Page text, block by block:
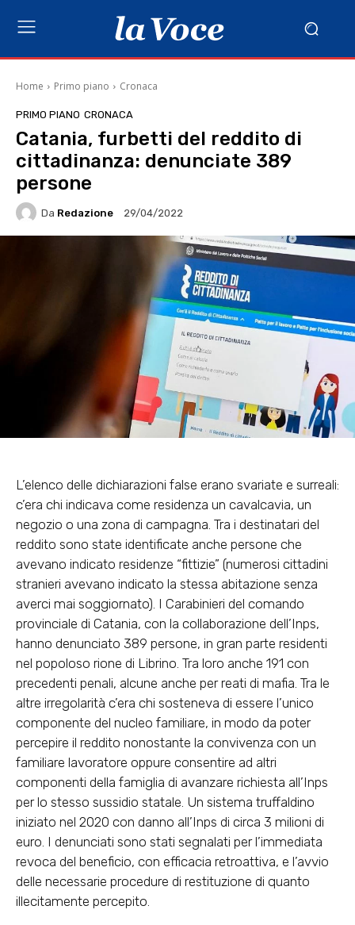
Home Primo piano Cronaca
PRIMO PIANO CRONACA
Catania, furbetti del reddito di
cittadinanza: denunciate 389
persone
Da Redazione 29/04/2022
L’elenco delle dichiarazioni false erano svariate e surreali:
c’era chi indicava come residenza un cavalcavia, un
negozio o una zona di campagna. Tra i destinatari del
reddito sono state identificate anche persone che
avevano indicato residenze “fittizie” (numerosi cittadini
stranieri avevano indicato la stessa abitazione senza
averci mai soggiornato). I Carabinieri del comando
provinciale di Catania, con la collaborazione dell’Inps,
hanno denunciato 389 persone, in gran parte residenti
nel popoloso rione di Librino. Tra loro anche 191 con
precedenti penali, alcune anche per reati di mafia. Tra le
altre irregolarità c’era chi sosteneva di essere l’unico
componente del nucleo familiare, in modo da poter
percepire il reddito nonostante la convivenza con un
familiare lavoratore oppure consentire ad altri
componenti della famiglia di avanzare richiesta all’Inps
per lo stesso sussidio statale. Un sistema truffaldino
iniziato nel 2020 con danno all’Inps di circa 3 milioni di
euro. I denunciati sono stati segnalati per l’immediata
revoca del beneficio, con efficacia retroattiva, e l’avvio
delle necessarie procedure di restituzione di quanto
illecitamente percepito.